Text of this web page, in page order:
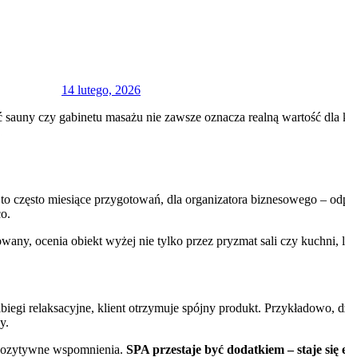
14 lutego, 2026
czy gabinetu masażu nie zawsze oznacza realną wartość
miesiące przygotowań, dla organizatora biznesowego –
ocenia obiekt wyżej nie tylko przez pryzmat sali czy kuchni,
relaksacyjne, klient otrzymuje spójny produkt. Przykładowo,
wspomnienia. SPA przestaje być dodatkiem – staje się